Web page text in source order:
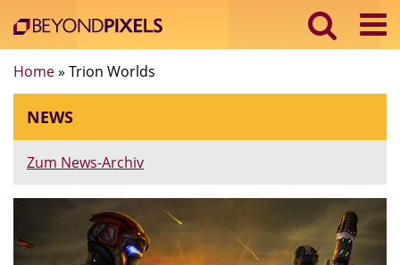
Home» Trion Worlds
NEWS
Zum News-Archiv